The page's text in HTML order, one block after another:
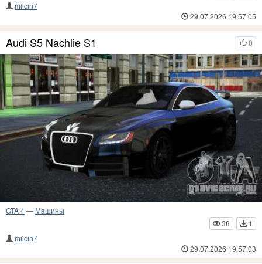
milcin7
29.07.2026 19:57:05
0
Audi S5 Nachlie S1
GTA 4— Машины
38
1
milcin7
29.07.2026 19:57:03